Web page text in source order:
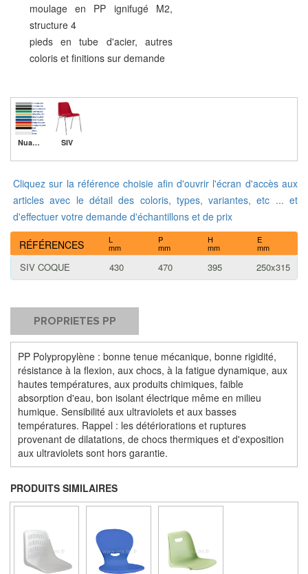
moulage en PP ignifugé M2,
structure 4
pieds en tube d'acier, autres
coloris et finitions sur demande
Nuancier SIV
Cliquez sur la référence choisie afin d'ouvrir l'écran d'accès aux
articles avec le détail des coloris, types, variantes, etc ... et
d'effectuer votre demande d'échantillons et de prix
RÉFÉRENCES L
mm
P
mm
H
mm
E
mm
SIV COQUE 430 470 395 250x315
PROPRIETES PP
PP Polypropylène : bonne tenue mécanique, bonne rigidité,
résistance à la flexion, aux chocs, à la fatigue dynamique, aux
hautes températures, aux produits chimiques, faible
absorption d'eau, bon isolant électrique même en milieu
humique. Sensibilité aux ultraviolets et aux basses
températures. Rappel : les détériorations et ruptures
provenant de dilatations, de chocs thermiques et d'exposition
aux ultraviolets sont hors garantie.
PRODUITS SIMILAIRES